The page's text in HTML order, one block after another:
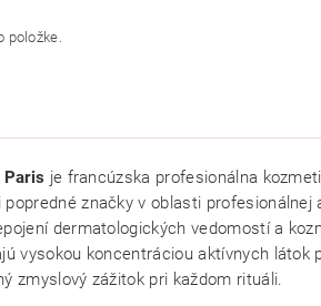
položke.
Paris je francúzska profesionálna
popredné značky v oblasti
dermatologických vedomostí a
vysokou koncentráciou aktívnych
zmyslový zážitok pri každom rituáli.